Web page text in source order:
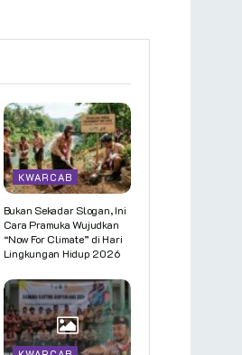
KWARCAB
Bukan Sekadar Slogan, Ini
Cara Pramuka Wujudkan
“Now For Climate” di Hari
Lingkungan Hidup 2026